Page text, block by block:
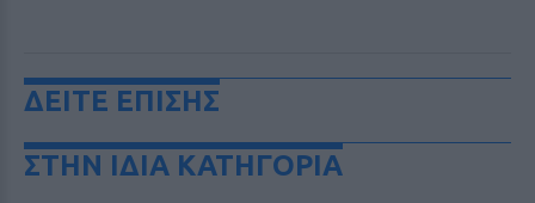
ΔΕΙΤΕ ΕΠΙΣΗΣ
ΣΤΗΝ ΙΔΙΑ ΚΑΤΗΓΟΡΙΑ